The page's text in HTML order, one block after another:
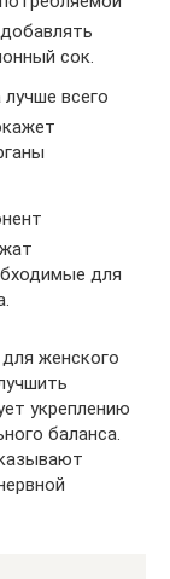
сок.
всего
для
женского
укреплению
баланса.